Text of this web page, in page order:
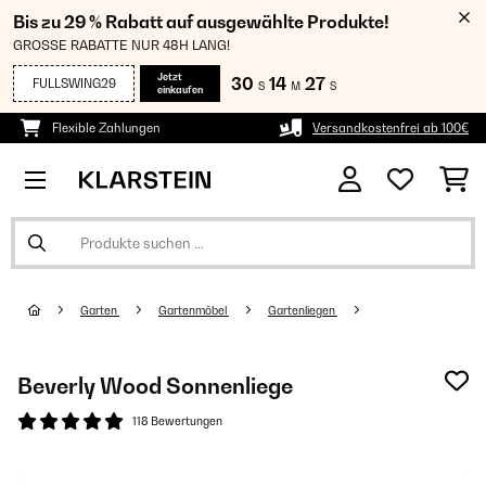
Bis zu 29 % Rabatt auf ausgewählte Produkte!
GROSSE RABATTE NUR 48H LANG!
FULLSWING29
Jetzt
einkaufen
30 S 14 M 26 S
Flexible Zahlungen Versandkostenfrei ab 100€
Garten Gartenmöbel Gartenliegen
Beverly Wood Sonnenliege
118 Bewertungen